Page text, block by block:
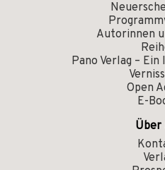
Autorinnen
Pano Verlag –
Open
E-
Über